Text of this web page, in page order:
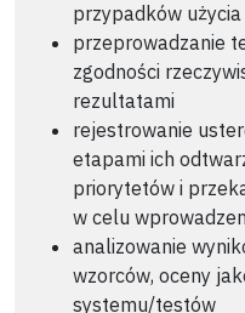
przypadków użycia
przeprowadzanie
zgodności
rezultatami
rejestrowanie
etapami ich
priorytetów i
w celu
analizowanie
wzorców, oceny
systemu/testów